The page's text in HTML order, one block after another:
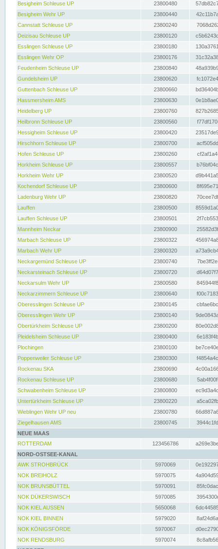
Besigheim Schleuse UP
23800480
Besigheim Wehr UP
23800440
Cannstatt Schleuse UP
23800240
Deizisau Schleuse UP
23800120
Esslingen Schleuse UP
23800180
Esslingen Wehr OP
23800176
Feudenheim Schleuse UP
23800840
Gundelsheim UP
23800620
Guttenbach Schleuse UP
23800660
Hassmersheim AMS
23800630
Heidelberg UP
23800760
Heilbronn Schleuse UP
23800560
Hessigheim Schleuse UP
23800420
Hirschhorn Schleuse UP
23800700
Hofen Schleuse UP
23800260
Horkheim Schleuse UP
23800557
Horkheim Wehr UP
23800520
Kochendorf Schleuse UP
23800600
Ladenburg Wehr UP
23800820
Lauffen
23800500
Lauffen Schleuse UP
23800501
Mannheim Neckar
23800900
Marbach Schleuse UP
23800322
Marbach Wehr UP
23800320
Neckargemünd Schleuse UP
23800740
Neckarsteinach Schleuse UP
23800720
Neckarsulm Wehr UP
23800580
Neckarzimmern Schleuse UP
23800640
Oberesslingen Schleuse UP
23800145
Oberesslingen Wehr UP
23800140
Obertürkheim Schleuse UP
23800200
Pleidelsheim Schleuse UP
23800400
Plochingen
23800100
Poppenweiler Schleuse UP
23800300
Rockenau SKA
23800690
Rockenau Schleuse UP
23800680
Schwabenheim Schleuse UP
23800800
Untertürkheim Schleuse UP
23800220
Wieblingen Wehr UP neu
23800780
Ziegelhausen AMS
23800745
NEUE MAAS
ROTTERDAM
123456786
NORD-OSTSEE-KANAL
AWK STROHBRÜCK
5970069
NOK BREIHOLZ
5970075
NOK BRUNSBÜTTEL
5970091
NOK DÜKERSWISCH
5970085
NOK KIEL AUSSEN
5650068
NOK KIEL BINNEN
5979020
NOK KÖNIGSFÖRDE
5970067
NOK RENDSBURG
5970074